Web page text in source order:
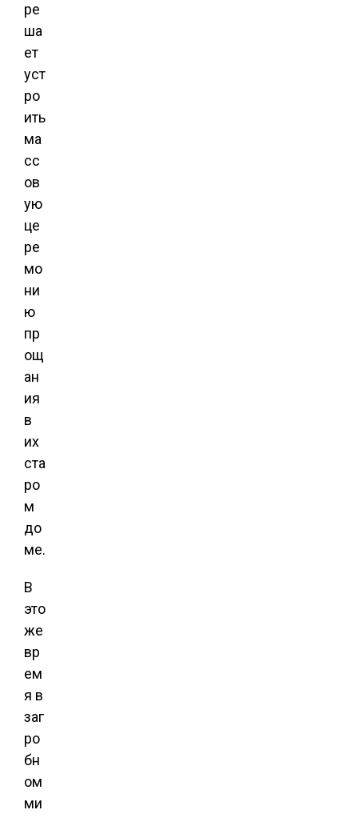
ре
ша
ет
уст
ро
ить
ма
сс
ов
ую
це
ре
мо
ни
ю
пр
ощ
ан
ия
в
их
ста
ро
м
до
ме.
В
это
же
вр
ем
я в
заг
ро
бн
ом
ми